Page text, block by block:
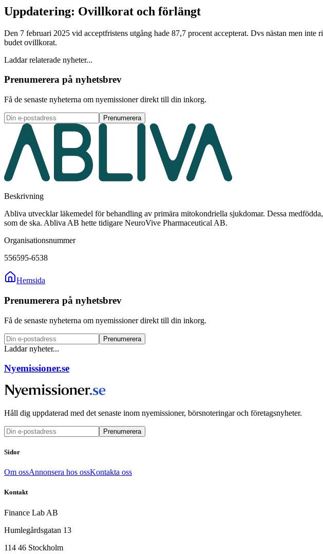
Uppdatering: Ovillkorat och förlängt
Den 7 februari 2025 vid acceptfristens utgång hade 87,7 procent accepterat. Dvs nästan men
budet ovillkorat.
Laddar relaterade nyheter...
Prenumerera på nyhetsbrev
Få de senaste nyheterna om nyemissioner direkt till din inkorg.
Prenumerera
Beskrivning
Abliva utvecklar läkemedel för behandling av primära mitokondriella sjukdomar. Dessa
som de ska. Abliva AB hette tidigare NeuroVive Pharmaceutical AB.
Organisationsnummer
556595-6538
Hemsida
Prenumerera på nyhetsbrev
Få de senaste nyheterna om nyemissioner direkt till din inkorg.
Prenumerera
Laddar nyheter...
Nyemissioner.se
Håll dig uppdaterad med det senaste inom nyemissioner, börsnoteringar och företagsnyheter.
Prenumerera
Sidor
Om ossAnnonsera hos ossKontakta oss
Kontakt
Finance Lab AB
Humlegårdsgatan 13
114 46 Stockholm